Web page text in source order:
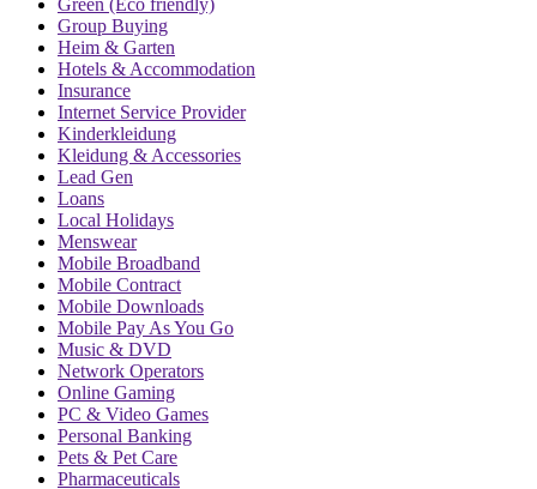
Green (Eco friendly)
Group Buying
Heim & Garten
Hotels & Accommodation
Insurance
Internet Service Provider
Kinderkleidung
Kleidung & Accessories
Lead Gen
Loans
Local Holidays
Menswear
Mobile Broadband
Mobile Contract
Mobile Downloads
Mobile Pay As You Go
Music & DVD
Network Operators
Online Gaming
PC & Video Games
Personal Banking
Pets & Pet Care
Pharmaceuticals